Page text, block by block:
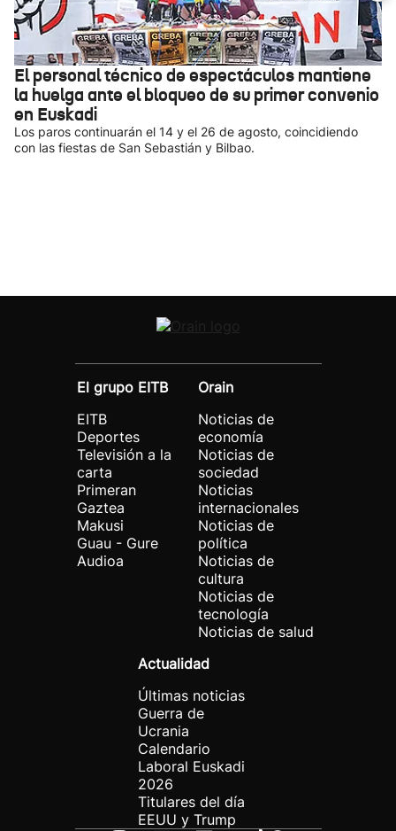
El personal técnico de espectáculos mantiene
la huelga ante el bloqueo de su primer convenio
en Euskadi
Los paros continuarán el 14 y el 26 de agosto, coincidiendo
con las fiestas de San Sebastián y Bilbao.
El grupo EITB
EITB
Deportes
Televisión a la
carta
Primeran
Gaztea
Makusi
Guau - Gure
Audioa
Orain
Noticias de
economía
Noticias de
sociedad
Noticias
internacionales
Noticias de
política
Noticias de
cultura
Noticias de
tecnología
Noticias de salud
Actualidad
Últimas noticias
Guerra de
Ucrania
Calendario
Laboral Euskadi
2026
Titulares del día
EEUU y Trump